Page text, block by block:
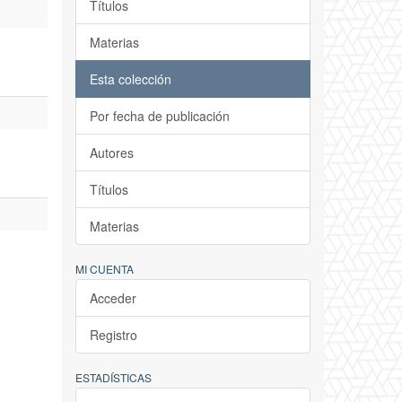
Títulos
Materias
Esta colección
Por fecha de publicación
Autores
Títulos
Materias
MI CUENTA
Acceder
Registro
ESTADÍSTICAS